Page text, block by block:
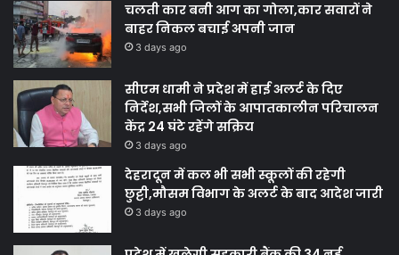
चलती कार बनी आग का गोला,कार सवारों ने
बाहर निकल बचाई अपनी जान
3 days ago
सीएम धामी ने प्रदेश में हाई अलर्ट के दिए
निर्देश,सभी जिलों के आपातकालीन परिचालन
केंद्र 24 घंटे रहेंगे सक्रिय
3 days ago
देहरादून में कल भी सभी स्कूलों की रहेगी
छुट्टी,मौसम विभाग के अलर्ट के बाद आदेश जारी
3 days ago